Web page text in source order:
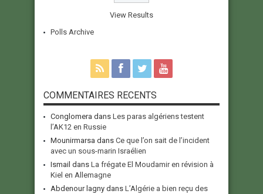
View Results
Polls Archive
COMMENTAIRES RECENTS
Conglomera dans Les paras algériens testent
l’AK12 en Russie
Mounirmarsa dans Ce que l’on sait de l’incident
avec un sous-marin Israélien
Ismail dans La frégate El Moudamir en révision à
Kiel en Allemagne
Abdenour lagny dans L’Algérie a bien reçu des